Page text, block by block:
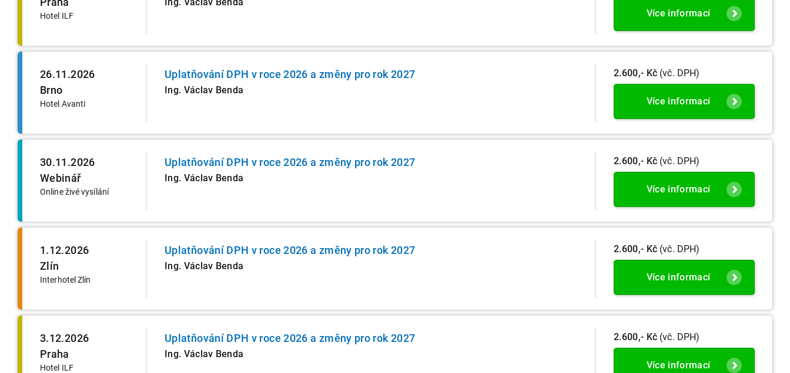
Hotel ILF Více informací
26.11.2026
Brno
Hotel Avanti
Uplatňování DPH v roce 2026 a změny pro rok 2027
Ing. Václav Benda
2.600,- Kč (vč. DPH)
Více informací
30.11.2026
Webinář
Online živé vysílání
Uplatňování DPH v roce 2026 a změny pro rok 2027
Ing. Václav Benda
2.600,- Kč (vč. DPH)
Více informací
1.12.2026
Zlín
Interhotel Zlín
Uplatňování DPH v roce 2026 a změny pro rok 2027
Ing. Václav Benda
2.600,- Kč (vč. DPH)
Více informací
3.12.2026
Praha
Hotel ILF
Uplatňování DPH v roce 2026 a změny pro rok 2027
Ing. Václav Benda
2.600,- Kč (vč. DPH)
Více informací